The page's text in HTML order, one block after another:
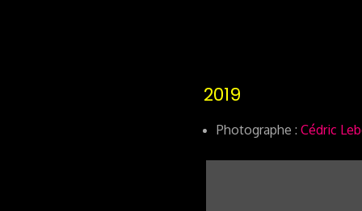
2019
Photographe : Cédric